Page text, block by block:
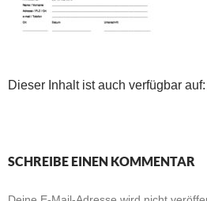
Dieser Inhalt ist auch verfügbar auf:
SCHREIBE EINEN KOMMENTAR